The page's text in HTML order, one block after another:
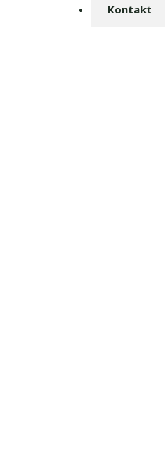
Kontakt